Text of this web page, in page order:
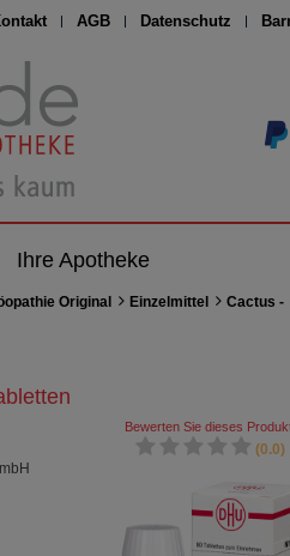
AGB Datenschutz
Ihre Apotheke
Original Einzelmittel
Cactus -
Bewerten Sie dieses
(0.0)